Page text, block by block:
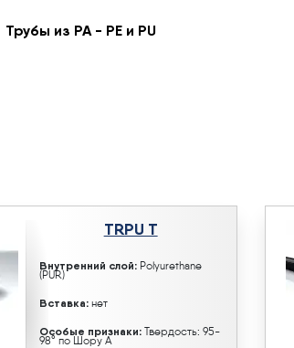
Трубы из PA - PE и PU
TRPU T
Внутренний слой:Polyurethane
(PUR)
Вставка:нет
Особые признаки:Твердость: 95-
98° по Шору A